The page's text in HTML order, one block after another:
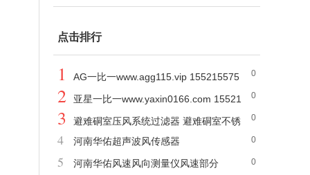
点击排行
0
1
AG一比一www.agg115.vip 155215575
76
0
2
亚星一比一www.yaxin0166.com 15521
557576
0
3
避难硐室压风系统过滤器 避难硐室不锈
钢过滤器
0
4 河南华佑超声波风传感器
0
5 河南华佑风速风向测量仪风速部分